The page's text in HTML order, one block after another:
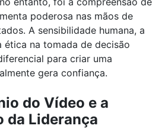
poderosa nas mãos de
A sensibilidade humana, a
ética na tomada de decisão
para criar uma
gera confiança.
do Vídeo e a
da Liderança